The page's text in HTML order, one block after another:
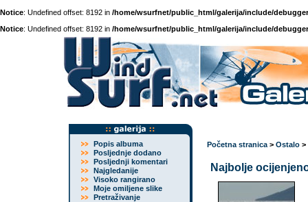
Notice: Undefined offset: 8192 in /home/wsurfnet/public_html/galerija/include/
Notice: Undefined offset: 8192 in /home/wsurfnet/public_html/galerija/include/
Popis albuma
Posljednje dodano
Posljednji komentari
Najgledanije
Visoko rangirano
Moje omiljene slike
Pretraživanje
Početna stranica > Ostalo >
Najbolje